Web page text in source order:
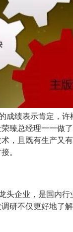
成绩表示肯定，
臻总经理一一做
，且既有生产又
。
头企业，是国内
研不仅更好地了